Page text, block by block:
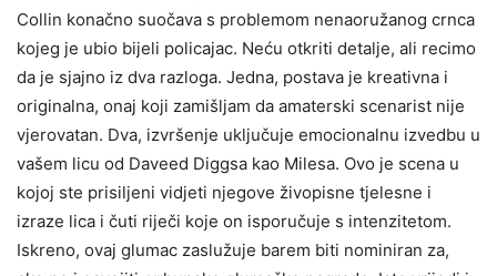
Collin konačno suočava s problemom nenaoružanog crnca
kojeg je ubio bijeli policajac. Neću otkriti detalje, ali recimo
da je sjajno iz dva razloga. Jedna, postava je kreativna i
originalna, onaj koji zamišljam da amaterski scenarist nije
vjerovatan. Dva, izvršenje uključuje emocionalnu izvedbu u
vašem licu od Daveed Diggsa kao Milesa. Ovo je scena u
kojoj ste prisiljeni vidjeti njegove živopisne tjelesne i
izraze lica i čuti riječi koje on isporučuje s intenzitetom.
Iskreno, ovaj glumac zaslužuje barem biti nominiran za,